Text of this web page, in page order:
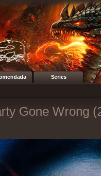
Series
Gone Wrong